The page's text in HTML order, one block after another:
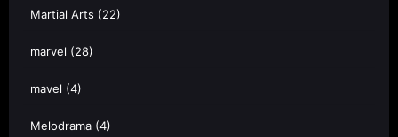
Martial Arts (22)
marvel (28)
mavel (4)
Melodrama (4)